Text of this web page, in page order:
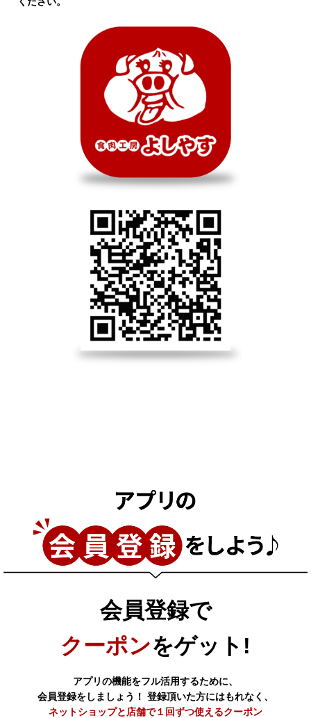
会員登録で
クーポンをゲット!
アプリの機能をフル活用するために、
会員登録をしましょう！ 登録頂いた方にはもれなく、
ネットショップと店舗で１回ずつ使えるクーポン